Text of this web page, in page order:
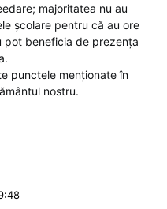
majoritatea nu au
școlare pentru că au ore
pot beneficia de prezența
punctele menționate în
nostru.